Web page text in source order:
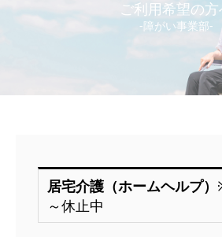
ご利用希望の
-障がい事業部-
居宅介護（ホームヘルプ）
～休止中